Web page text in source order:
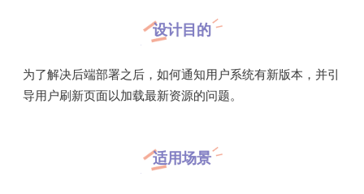
设计目的
为了解决后端部署之后，如何通知用户系统有新版本，并引
导用户刷新页面以加载最新资源的问题。
适用场景